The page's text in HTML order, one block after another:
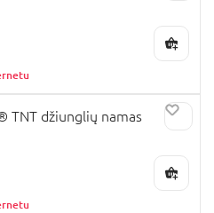
TNT džiunglių namas